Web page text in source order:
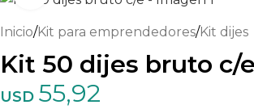
Inicio/Kit para emprendedores/Kit dijes
Kit 50 dijes bruto c/e
USD 55,92